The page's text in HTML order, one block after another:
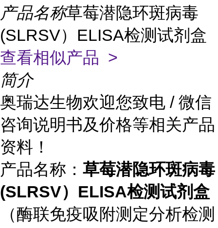
产品名称草莓潜隐环斑病毒
(SLRSV）ELISA检测试剂盒
查看相似产品 >
简介
奥瑞达生物欢迎您致电 / 微信
咨询说明书及价格等相关产品
资料！
产品名称： 草莓潜隐环斑病毒
(SLRSV）ELISA检测试剂盒
（酶联免疫吸附测定分析检测